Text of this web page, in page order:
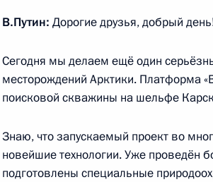
31 октября 2014 года, 09:00
Рабочая встреча с губернатором
Тулеевым
30 октября 2014 года, 20:00
В.Путин: Дорогие друзья, добрый
Сегодня мы делаем ещё один
месторождений Арктики. Платформа
поисковой скважины на шельфе
Знаю, что запускаемый проект во
новейшие технологии. Уже проведён
подготовлены специальные